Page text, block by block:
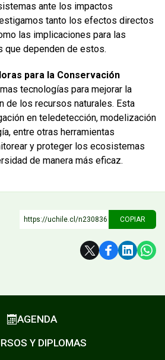
ante los impactos
tanto los efectos directos
las implicaciones para las
que dependen de estos.
para la Conservación
tecnologías para mejorar la
de los recursos naturales. Esta
en teledetección, modelización
entre otras herramientas
y proteger los ecosistemas
de manera más eficaz.
https://uchile.cl/n230836 COPIAR
AGENDA
Y DIPLOMAS